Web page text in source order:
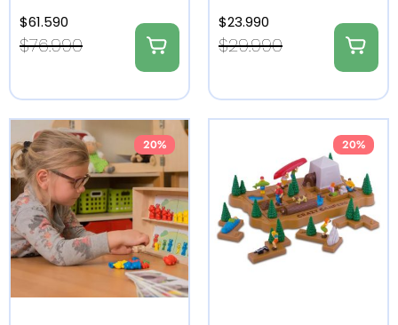
$76.990
$61.590
$29.990
$23.990
20% 20%